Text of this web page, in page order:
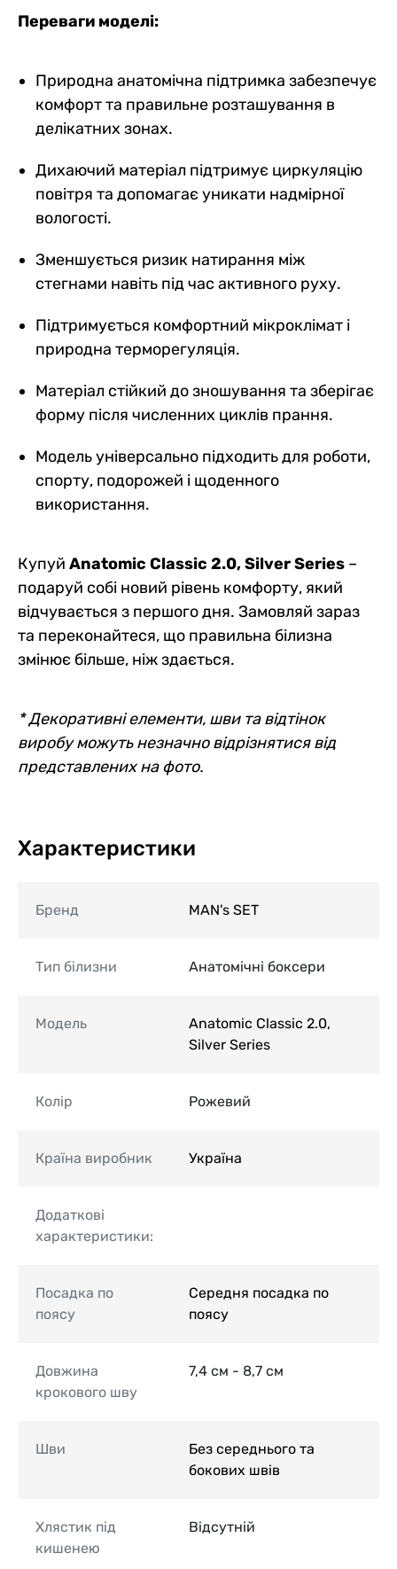
Переваги моделі:
Природна анатомічна підтримка забезпечує
комфорт та правильне розташування в
делікатних зонах.
Дихаючий матеріал підтримує циркуляцію
повітря та допомагає уникати надмірної
вологості.
Зменшується ризик натирання між
стегнами навіть під час активного руху.
Підтримується комфортний мікроклімат і
природна терморегуляція.
Матеріал стійкий до зношування та зберігає
форму після численних циклів прання.
Модель універсально підходить для роботи,
спорту, подорожей і щоденного
використання.
Купуй Anatomic Classic 2.0, Silver Series –
подаруй собі новий рівень комфорту, який
відчувається з першого дня. Замовляй зараз
та переконайтеся, що правильна білизна
змінює більше, ніж здається.
* Декоративні елементи, шви та відтінок
виробу можуть незначно відрізнятися від
представлених на фото.
Характеристики
Бренд MAN's SET
Тип білизни Анатомічні боксери
Модель
Anatomic Classic 2.0,
Silver Series
Колір Рожевий
Країна виробник Україна
Додаткові
характеристики:
Посадка по
поясу
Середня посадка по
поясу
Довжина
крокового шву
7,4 см - 8,7 см
Шви
Без середнього та
бокових швів
Хлястик під
кишенею
Відсутній